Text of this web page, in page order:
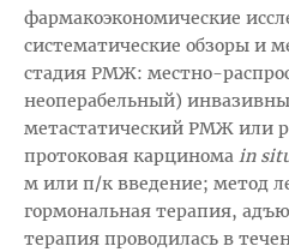
фармакоэкономические
систематические обзоры и
стадия РМЖ: местно-
неоперабельный)
метастатический РМЖ или
протоковая карцинома in
м или п/к введение; метод
гормональная терапия,
терапия проводилась в